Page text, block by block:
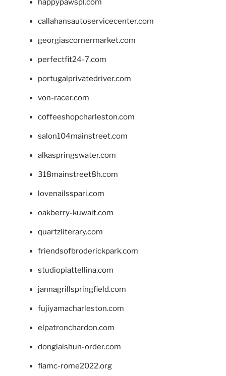
happypawspl.com
callahansautoservicecenter.com
georgiascornermarket.com
perfectfit24-7.com
portugalprivatedriver.com
von-racer.com
coffeeshopcharleston.com
salon104mainstreet.com
alkaspringswater.com
318mainstreet8h.com
lovenailsspari.com
oakberry-kuwait.com
quartzliterary.com
friendsofbroderickpark.com
studiopiattellina.com
jannagrillspringfield.com
fujiyamacharleston.com
elpatronchardon.com
donglaishun-order.com
fiamc-rome2022.org